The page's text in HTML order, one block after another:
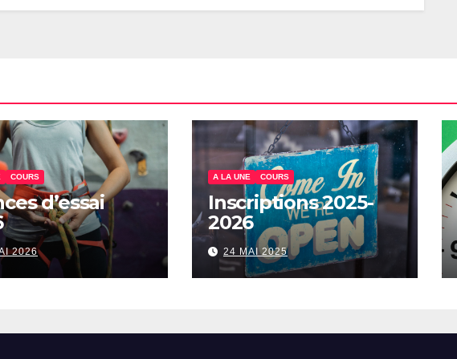
COURS
d’essai
2026
A LA UNE COURS
Inscriptions 2025-
2026
24 MAI 2025